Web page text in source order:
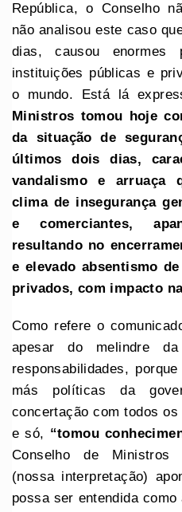
República, o Conselho
não analisou este caso
dias, causou
instituições públicas e
o mundo. Está lá
Ministros tomou hoje
da situação de
últimos dois dias,
vandalismo e arruaça
clima de insegurança
e comerciantes,
resultando no
e elevado absentismo
privados, com impacto
Como refere o
apesar do melindre
responsabilidades,
más políticas da
concertação com todos
e só, “tomou
Conselho de Ministros
(nossa interpretação)
possa ser entendida